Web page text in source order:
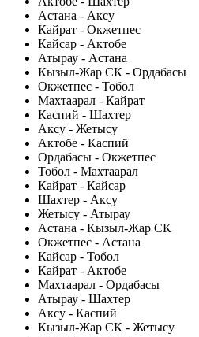
Астана - Аксу
Кайрат - Окжетпес
Кайсар - Актобе
Атырау - Астана
Кызыл-Жар СК - Ордабасы
Окжетпес - Тобол
Махтаарал - Кайрат
Каспий - Шахтер
Аксу - Жетысу
Актобе - Каспий
Ордабасы - Окжетпес
Тобол - Махтаарал
Кайрат - Кайсар
Шахтер - Аксу
Жетысу - Атырау
Астана - Кызыл-Жар СК
Окжетпес - Астана
Кайсар - Тобол
Кайрат - Актобе
Махтаарал - Ордабасы
Атырау - Шахтер
Аксу - Каспий
Кызыл-Жар СК - Жетысу